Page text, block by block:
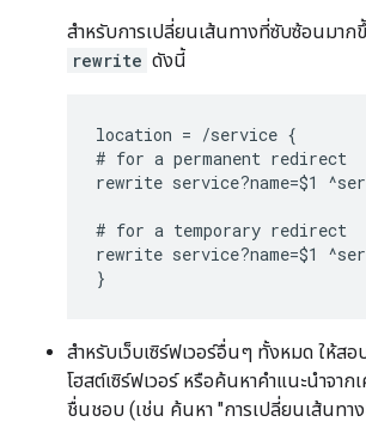
สำหรับการเปลี่ยนเส้นทางที่ซับซ้อนมาก
rewrite ดังนี้
location = /service {
# for a permanent redirect
rewrite service?name=$1
# for a temporary redirect
rewrite service?name=$1
}
สําหรับเว็บเซิร์ฟเวอร์อื่นๆ ทั้งหมด ให้ส
โฮสต์เซิร์ฟเวอร์ หรือค้นหาคำแนะนำจา
ชื่นชอบ (เช่น ค้นหา "การเปลี่ยนเส้นทา